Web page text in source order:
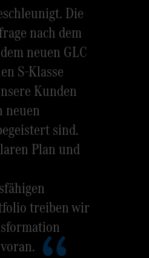
Die
nach dem
neuen GLC
S-Klasse
Kunden
neuen
sind.
Plan und
treiben wir